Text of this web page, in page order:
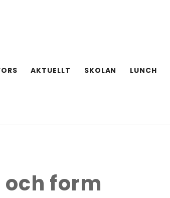
AKTUELLT SKOLAN LUNCH
form